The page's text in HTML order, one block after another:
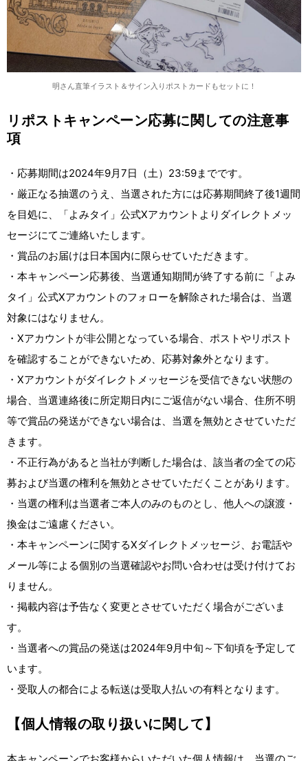
明さん直筆イラスト＆サイン入りポストカードもセットに！
リポストキャンペーン応募に関しての注意事
項
・応募期間は2024年9月7日（土）23:59までです。
・厳正なる抽選のうえ、当選された方には応募期間終了後1週間
を目処に、「よみタイ」公式Xアカウントよりダイレクトメッ
セージにてご連絡いたします。
・賞品のお届けは日本国内に限らせていただきます。
・本キャンペーン応募後、当選通知期間が終了する前に「よみ
タイ」公式Xアカウントのフォローを解除された場合は、当選
対象にはなりません。
・Xアカウントが非公開となっている場合、ポストやリポスト
を確認することができないため、応募対象外となります。
・Xアカウントがダイレクトメッセージを受信できない状態の
場合、当選連絡後に所定期日内にご返信がない場合、住所不明
等で賞品の発送ができない場合は、当選を無効とさせていただ
きます。
・不正行為があると当社が判断した場合は、該当者の全ての応
募および当選の権利を無効とさせていただくことがあります。
・当選の権利は当選者ご本人のみのものとし、他人への譲渡・
換金はご遠慮ください。
・本キャンペーンに関するXダイレクトメッセージ、お電話や
メール等による個別の当選確認やお問い合わせは受け付けてお
りません。
・掲載内容は予告なく変更とさせていただく場合がございま
す。
・当選者への賞品の発送は2024年9月中旬～下旬頃を予定して
います。
・受取人の都合による転送は受取人払いの有料となります。
【個人情報の取り扱いに関して】